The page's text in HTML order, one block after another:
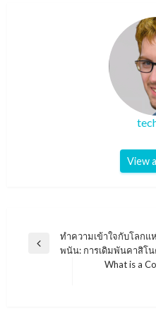
View
Post
navigation
Previous
ทำความเข้าใจกับโลกแ
พนัน: การเดิมพันคาสิโน
What is a